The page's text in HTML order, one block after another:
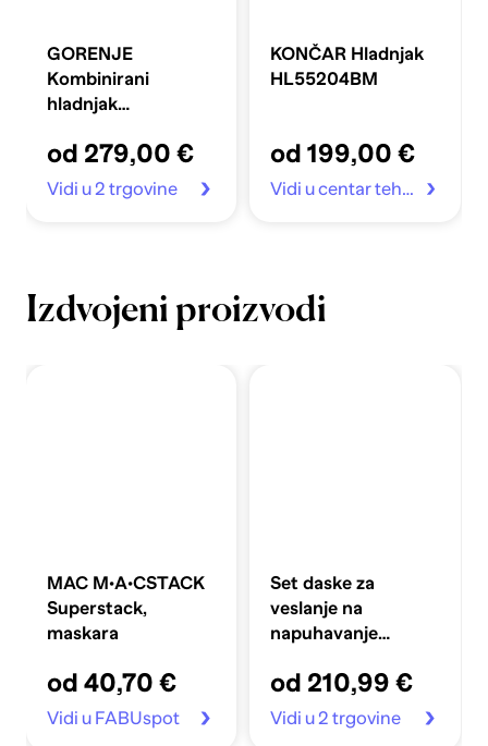
GORENJE
Kombinirani
hladnjak
od 279,00 €
Vidi u 2 trgovine
KONČAR Hladnjak
HL55204BM
od 199,00 €
Vidi u centar tehnike
Izdvojeni proizvodi
MAC M·A·CSTACK
Superstack,
maskara
od 40,70 €
Vidi u FABUspot
Set daske za
veslanje na
napuhavanje
plavi
od 210,99 €
Vidi u 2 trgovine